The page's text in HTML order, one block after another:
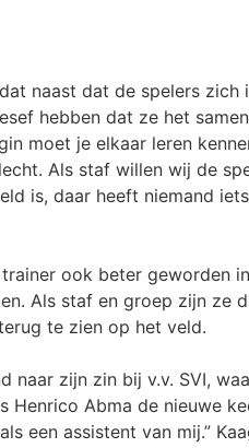
naast dat de spelers
hebben dat ze het
moet je elkaar leren
Als staf willen wij de
is, daar heeft niemand
ook beter geworden
Als staf en groep zijn ze
te zien op het veld.
naar zijn zin bij v.v. SVI,
Henrico Abma de nieuwe
een assistent van mij.”